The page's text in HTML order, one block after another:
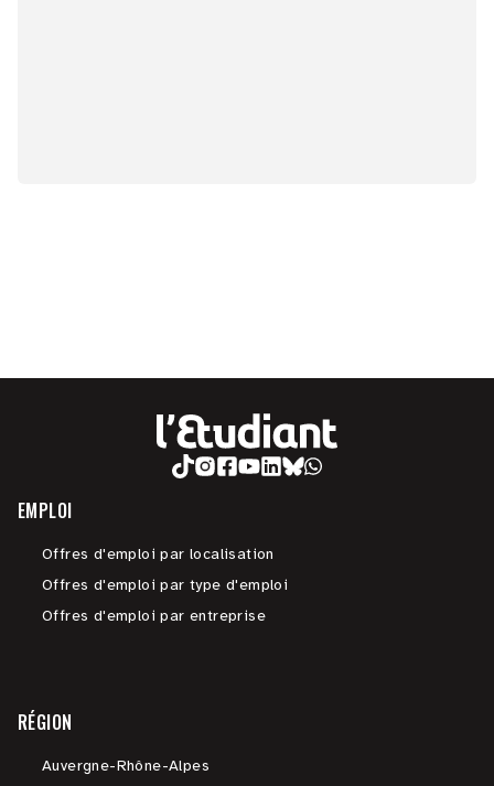
EMPLOI
Offres d'emploi par localisation
Offres d'emploi par type d'emploi
Offres d'emploi par entreprise
RÉGION
Auvergne-Rhône-Alpes